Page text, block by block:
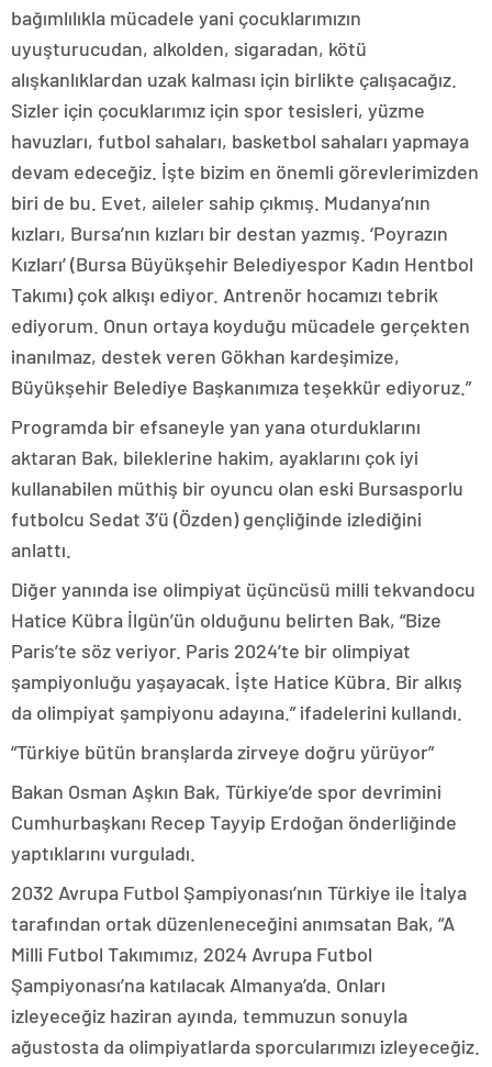
bağımlılıkla mücadele yani çocuklarımızın
uyuşturucudan, alkolden, sigaradan, kötü
alışkanlıklardan uzak kalması için birlikte çalışacağız.
Sizler için çocuklarımız için spor tesisleri, yüzme
havuzları, futbol sahaları, basketbol sahaları yapmaya
devam edeceğiz. İşte bizim en önemli görevlerimizden
biri de bu. Evet, aileler sahip çıkmış. Mudanya’nın
kızları, Bursa’nın kızları bir destan yazmış. ‘Poyrazın
Kızları’ (Bursa Büyükşehir Belediyespor Kadın Hentbol
Takımı) çok alkışı ediyor. Antrenör hocamızı tebrik
ediyorum. Onun ortaya koyduğu mücadele gerçekten
inanılmaz, destek veren Gökhan kardeşimize,
Büyükşehir Belediye Başkanımıza teşekkür ediyoruz.”
Programda bir efsaneyle yan yana oturduklarını
aktaran Bak, bileklerine hakim, ayaklarını çok iyi
kullanabilen müthiş bir oyuncu olan eski Bursasporlu
futbolcu Sedat 3’ü (Özden) gençliğinde izlediğini
anlattı.
Diğer yanında ise olimpiyat üçüncüsü milli tekvandocu
Hatice Kübra İlgün’ün olduğunu belirten Bak, “Bize
Paris’te söz veriyor. Paris 2024’te bir olimpiyat
şampiyonluğu yaşayacak. İşte Hatice Kübra. Bir alkış
da olimpiyat şampiyonu adayına.” ifadelerini kullandı.
“Türkiye bütün branşlarda zirveye doğru yürüyor”
Bakan Osman Aşkın Bak, Türkiye’de spor devrimini
Cumhurbaşkanı Recep Tayyip Erdoğan önderliğinde
yaptıklarını vurguladı.
2032 Avrupa Futbol Şampiyonası’nın Türkiye ile İtalya
tarafından ortak düzenleneceğini anımsatan Bak, “A
Milli Futbol Takımımız, 2024 Avrupa Futbol
Şampiyonası’na katılacak Almanya’da. Onları
izleyeceğiz haziran ayında, temmuzun sonuyla
ağustosta da olimpiyatlarda sporcularımızı izleyeceğiz.